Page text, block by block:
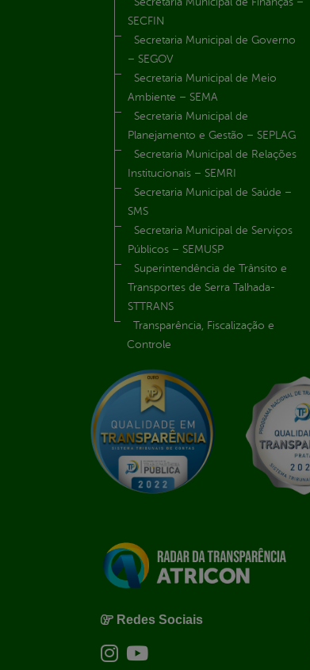
SECFIN
Secretaria Municipal de Governo
– SEGOV
Secretaria Municipal de Meio
Ambiente – SEMA
Secretaria Municipal de
Planejamento e Gestão – SEPLAG
Secretaria Municipal de Relações
Institucionais – SEMRI
Secretaria Municipal de Saúde –
SMS
Secretaria Municipal de Serviços
Públicos – SEMUSP
Superintendência de Trânsito e
Transportes de Serra Talhada-
STTRANS
Transparência, Fiscalização e
Controle
Redes Sociais